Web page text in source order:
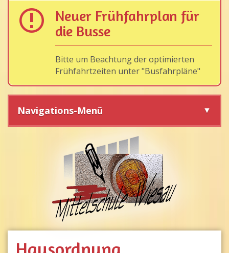
Neuer Frühfahrplan für
die Busse
Bitte um Beachtung der optimierten
Frühfahrtzeiten unter "Busfahrpläne"
Navigations-Menü